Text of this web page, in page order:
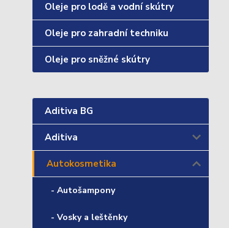
Oleje pro lodě a vodní skútry
Oleje pro zahradní techniku
Oleje pro sněžné skútry
Aditiva BG
Aditiva
Autokosmetika
- Autošampony
- Vosky a leštěnky